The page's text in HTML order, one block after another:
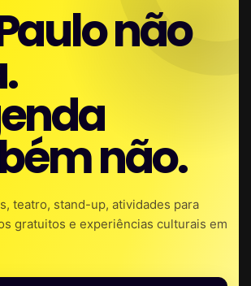
não
não.
teatro, stand-up, atividades para
gratuitos e experiências culturais em